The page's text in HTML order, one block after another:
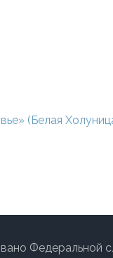
(Белая
Федеральной